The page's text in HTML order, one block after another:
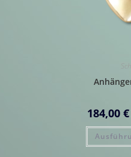
184,00 €